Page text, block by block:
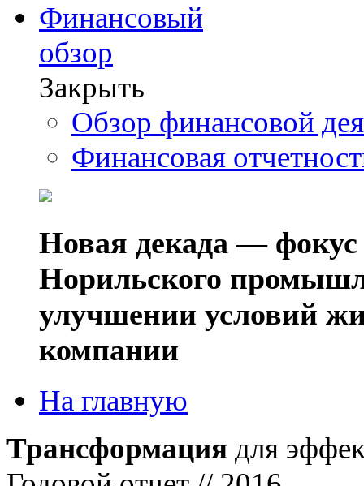
Финансовый
обзор
Закрыть
Обзор финансовой
Финансовая
Новая декада — фокус
Норильского
улучшении условий
компании
На главную
Трансформация для